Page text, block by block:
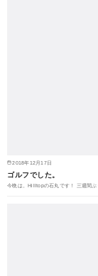
2018年12月17日
ゴルフでした。
今晩は。Hilltopの石丸です！ 三週間